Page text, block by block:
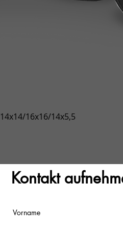
rápida16x16/14x5,5
Kontakt
Vorname